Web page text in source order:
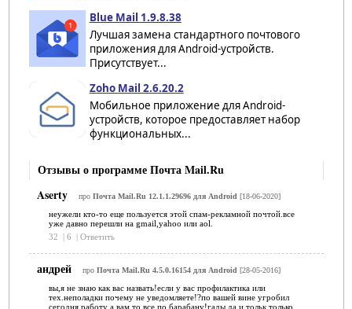
Blue Mail 1.9.8.38
Лучшая замена стандартного почтового
приложения для Android-устройств.
Присутствует...
Zoho Mail 2.6.20.2
Мобильное приложение для Android-
устройств, которое предоставляет набор
функциональных...
Отзывы о программе Почта Mail.Ru
Aserty
про Почта Mail.Ru 12.1.1.29696 для Android [18-06-2020]
неужели кто-то еще пользуется этой спам-рекламной почтой.все
уже давно перешли на gmail,yahoo или aol.
32
6 Ответить
андрей про Почта Mail.Ru 4.5.0.16154 для Android[28-05-2016]
вы,я не знаю как вас назвать!если у вас профилактика или
тех.неполадки почему не уведомляете!?по вашей вине угробил
сегодня работу а вам то все по барабану!гады да и тольк только